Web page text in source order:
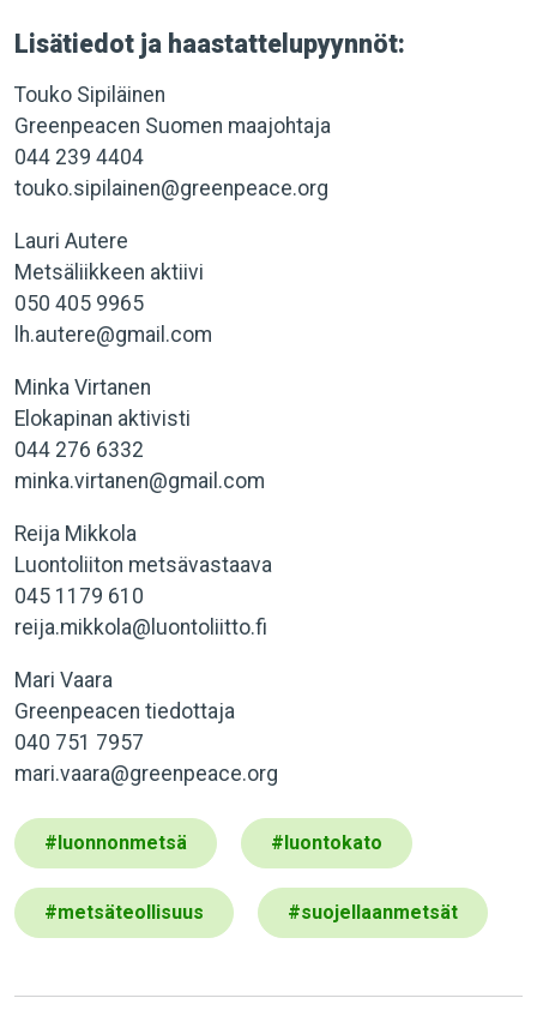
Lisätiedot ja haastattelupyynnöt:
Touko Sipiläinen
Greenpeacen Suomen maajohtaja
044 239 4404
touko.sipilainen@greenpeace.org
Lauri Autere
Metsäliikkeen aktiivi
050 405 9965
lh.autere@gmail.com
Minka Virtanen
Elokapinan aktivisti
044 276 6332
minka.virtanen@gmail.com
Reija Mikkola
Luontoliiton metsävastaava
045 1179 610
reija.mikkola@luontoliitto.fi
Mari Vaara
Greenpeacen tiedottaja
040 751 7957
mari.vaara@greenpeace.org
#luonnonmetsä #luontokato
#metsäteollisuus #suojellaanmetsät